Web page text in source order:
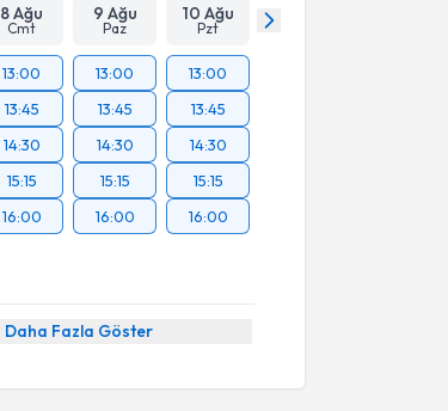
8 Ağu
Cmt
9 Ağu
Paz
10 Ağu
Pzt
13:00
13:45
14:30
15:15
16:00
13:00
13:45
14:30
15:15
16:00
13:00
13:45
14:30
15:15
16:00
Daha Fazla Göster